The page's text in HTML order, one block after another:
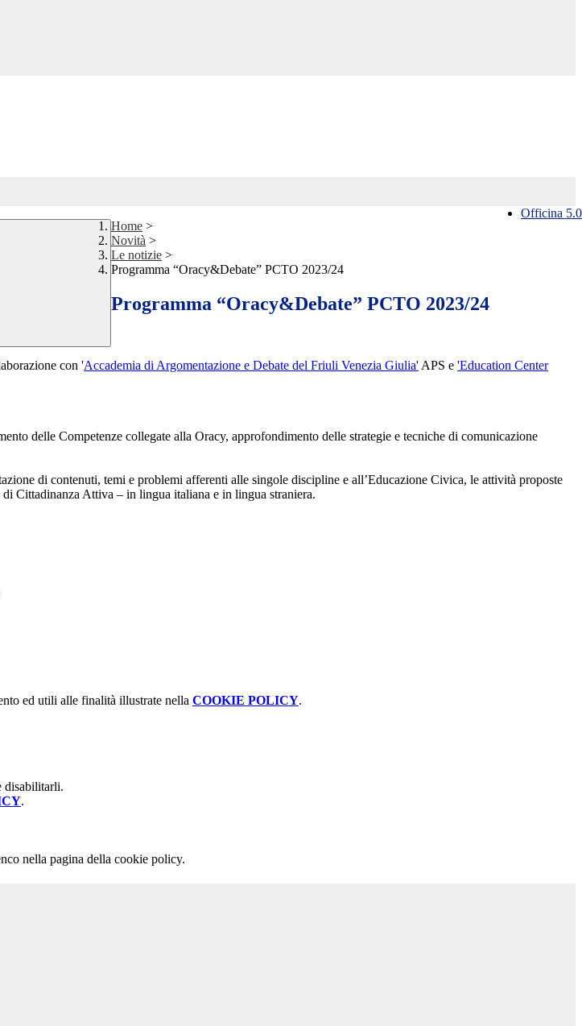
Officina 5.0
Home >
Novità >
Le notizie >
Programma “Oracy&Debate” PCTO 2023/24
Programma “Oracy&Debate” PCTO 2023/24
con 'Accademia di Argomentazione e Debate del Friuli Venezia Giulia' APS e 'Education Center
delle Competenze collegate alla Oracy, approfondimento delle strategie e tecniche di comunicazione
di contenuti, temi e problemi afferenti alle singole discipline e all’Educazione Civica, le attività proposte
Cittadinanza Attiva – in lingua italiana e in lingua straniera.
ed utili alle finalità illustrate nella COOKIE POLICY.
disabilitarli.
.
nella pagina della cookie policy.